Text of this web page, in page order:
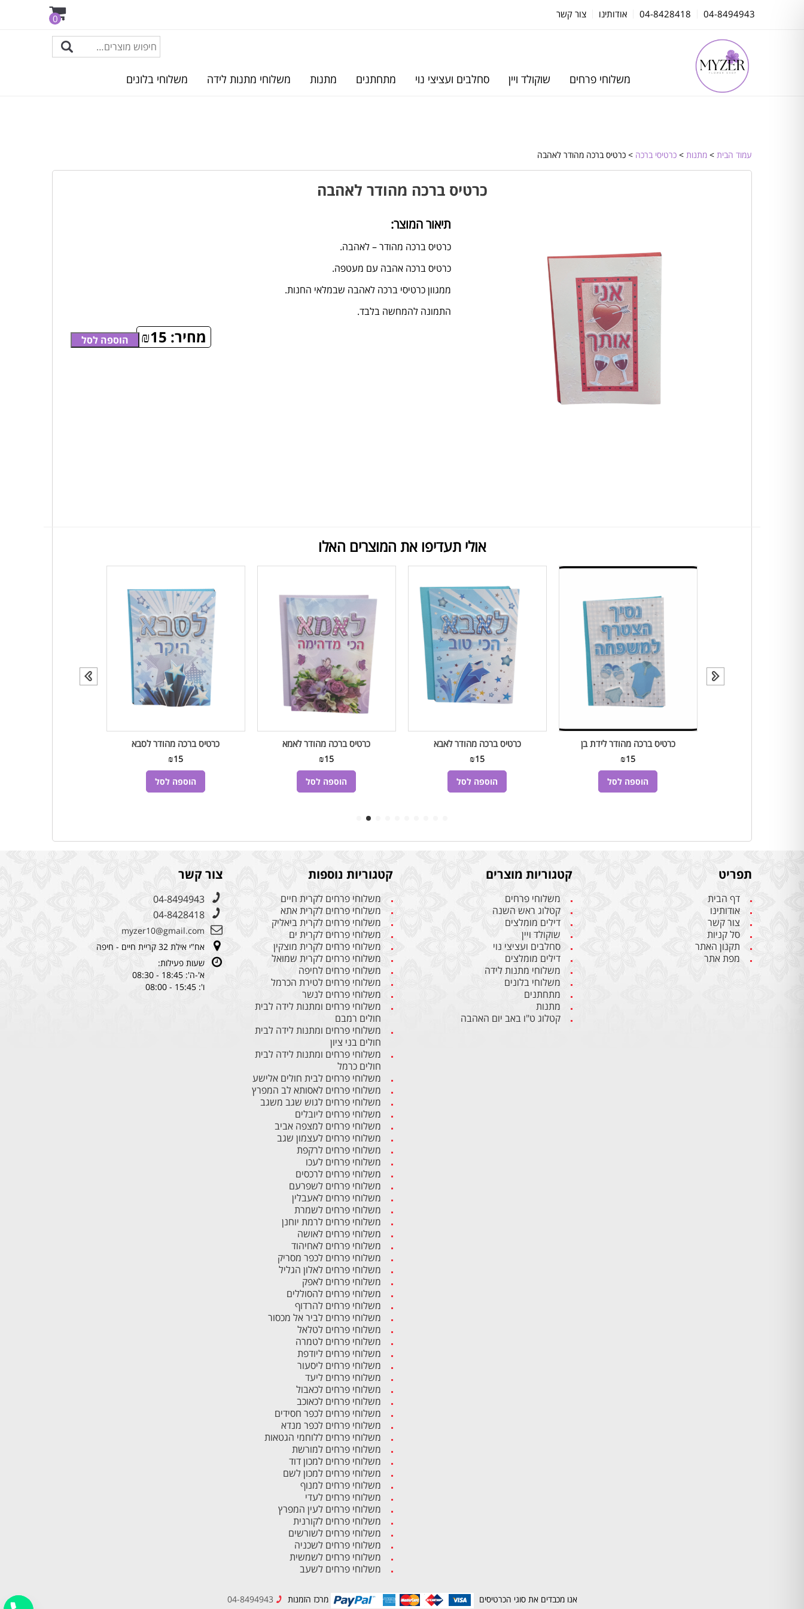
04-8494943
04-8428418 אודותינו צור קשר 0
משלוחי פרחים שוקולד ויין סחלבים ועציצי נוי מתחתנים מתנות משלוחי מתנות לידה משלוחי בלונים
עמוד הבית > מתנות > כרטיסי ברכה > כרטיס ברכה מהודר לאהבה
כרטיס ברכה מהודר לאהבה
תיאור המוצר:
כרטיס ברכה מהודר – לאהבה.
כרטיס ברכה אהבה עם מעטפה.
ממגוון כרטיסי ברכה לאהבה שבמלאי החנות.
התמונה להמחשה בלבד.
מחיר: ₪15 הוספה לסל
אולי תעדיפו את המוצרים האלו
כרטיס ברכה מהודר לסבא
₪15
הוספה לסל
כרטיס ברכה מהודר לאמא
₪15
הוספה לסל
כרטיס ברכה מהודר לאבא
₪15
הוספה לסל
כרטיס ברכה מהודר לידת בן
₪15
הוספה לסל
תפריט
דף הבית
אודותינו
צור קשר
סל קניות
תקנון האתר
מפת אתר
קטגוריות מוצרים
משלוחי פרחים
קטלוג ראש השנה
דילים מומלצים
שוקולד ויין
סחלבים ועציצי נוי
דילים מומלצים
משלוחי מתנות לידה
משלוחי בלונים
מתחתנים
מתנות
קטלוג ט"ו באב יום האהבה
קטגוריות נוספות
משלוחי פרחים לקרית חיים
משלוחי פרחים לקרית אתא
משלוחי פרחים לקרית ביאליק
משלוחי פרחים לקרית ים
משלוחי פרחים לקרית מוצקין
משלוחי פרחים לקרית שמואל
משלוחי פרחים לחיפה
משלוחי פרחים לטירת הכרמל
משלוחי פרחים לנשר
משלוחי פרחים ומתנות לידה לבית
חולים רמבם
משלוחי פרחים ומתנות לידה לבית
חולים בני ציון
משלוחי פרחים ומתנות לידה לבית
חולים כרמל
משלוחי פרחים לבית חולים אלישע
משלוחי פרחים לאסותא לב המפרץ
משלוחי פרחים לגוש שגב משגב
משלוחי פרחים ליובלים
משלוחי פרחים למצפה אביב
משלוחי פרחים לעצמון שגב
משלוחי פרחים לרקפת
משלוחי פרחים לעכו
משלוחי פרחים לרכסים
משלוחי פרחים לשפרעם
משלוחי פרחים לאעבלין
משלוחי פרחים לשמרת
משלוחי פרחים לרמת יוחנן
משלוחי פרחים לאושה
משלוחי פרחים לאחיהוד
משלוחי פרחים לכפר מסריק
משלוחי פרחים לאלון הגליל
משלוחי פרחים לאפק
משלוחי פרחים להסוללים
משלוחי פרחים להרדוף
משלוחי פרחים לביר אל מכסור
משלוחי פרחים לטלאל
משלוחי פרחים לטמרה
משלוחי פרחים ליודפת
משלוחי פרחים ליסעור
משלוחי פרחים ליעד
משלוחי פרחים לכאבול
משלוחי פרחים לכאוכב
משלוחי פרחים לכפר חסידים
משלוחי פרחים לכפר מנדא
משלוחי פרחים ללוחמי הגטאות
משלוחי פרחים למורשת
משלוחי פרחים למכון דוד
משלוחי פרחים למכון לשם
משלוחי פרחים למנוף
משלוחי פרחים לעדי
משלוחי פרחים לעין המפרץ
משלוחי פרחים לקורנית
משלוחי פרחים לשורשים
משלוחי פרחים לשכניה
משלוחי פרחים לשמשית
משלוחי פרחים לשעב
צור קשר
04-8494943
04-8428418
myzer10@gmail.com
אח"י אילת 32 קריית חיים - חיפה
שעות פעילות:
א'-ה': 18:45 - 08:30
ו': 15:45 - 08:00
אנו מכבדים את סוגי הכרטיסים מרכז הזמנות